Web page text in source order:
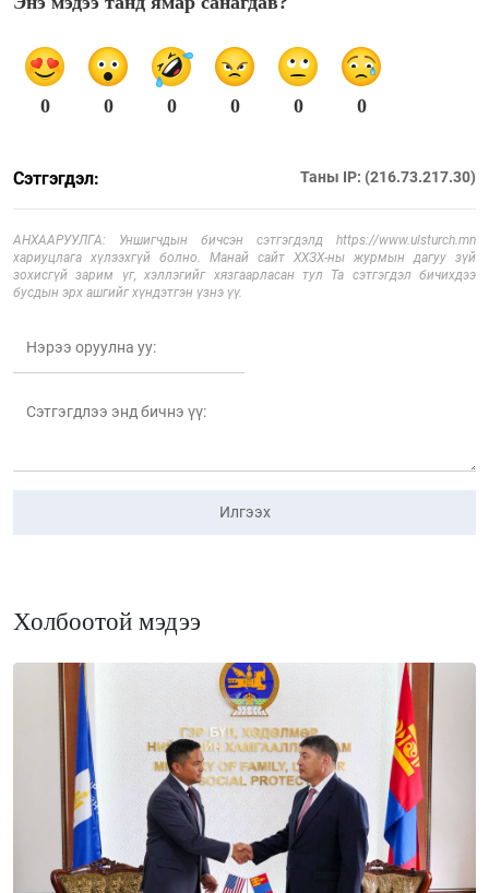
0 0 0 0 0 0
Сэтгэгдэл: Таны IP: (216.73.217.30)
АНХААРУУЛГА: Уншигчдын бичсэн сэтгэгдэлд https://www.ulsturch.mn
хариуцлага хүлээхгүй болно. Манай сайт ХХЗХ-ны журмын дагуу зүй
зохисгүй зарим үг, хэллэгийг хязгаарласан тул Та сэтгэгдэл бичихдээ
бусдын эрх ашгийг хүндэтгэн үзнэ үү.
Илгээх
Холбоотой мэдээ